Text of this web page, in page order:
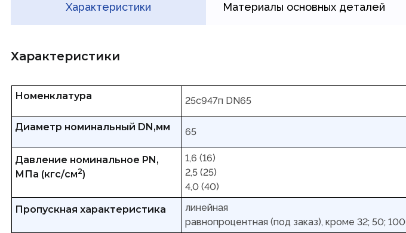
Характеристики Материалы основных деталей
Характеристики
Номенклатура 25с947п DN65
Диаметр номинальный DN,мм 65
Давление номинальное PN,
МПа (кгс/см2)
1,6 (16)
2,5 (25)
4,0 (40)
Пропускная характеристика
линейная
равнопроцентная (под заказ), кроме 32; 50; 100